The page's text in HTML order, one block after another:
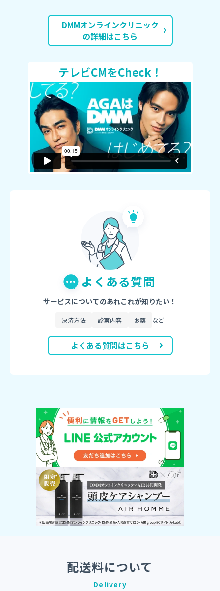
DMMオンラインクリニック
の詳細はこちら
テレビCMをCheck！
よくある質問
サービスについてのあれこれが知りたい！
決済方法 診察内容 お薬 など
よくある質問はこちら
配送料について
Delivery